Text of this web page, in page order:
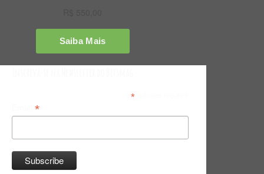
*indicates required
*